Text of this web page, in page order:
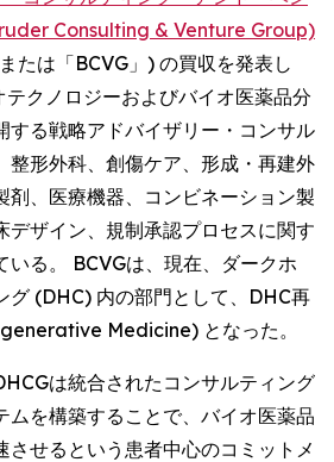
Consulting & Venture Group)
たは「BCVG」) の買収を発表し
クノロジーおよびバイオ医薬品分
する戦略アドバイザリー・コンサル
整形外科、創傷ケア、形成・再建外
剤、医療機器、コンビネーション製
デザイン、規制承認プロセスに関す
いる。 BCVGは、現在、ダークホ
グ (DHC) 内の部門として、DHC再
Medicine) となった。
は統合されたコンサルティング
ムを構築することで、バイオ医薬品
させるという患者中心のコミットメ